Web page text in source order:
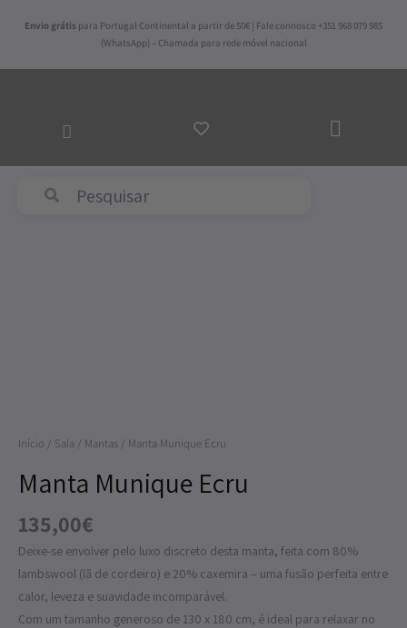
Envio grátis para Portugal Continental a partir de 50€ | Fale connosco +351 968 079 985
(WhatsApp) – Chamada para rede móvel nacional
AO
Início / Sala / Mantas / Manta Munique Ecru
Manta Munique Ecru
135,00€
Deixe-se envolver pelo luxo discreto desta manta, feita com 80%
lambswool (lã de cordeiro) e 20% caxemira – uma fusão perfeita entre
calor, leveza e suavidade incomparável.
Com um tamanho generoso de 130 x 180 cm, é ideal para relaxar no